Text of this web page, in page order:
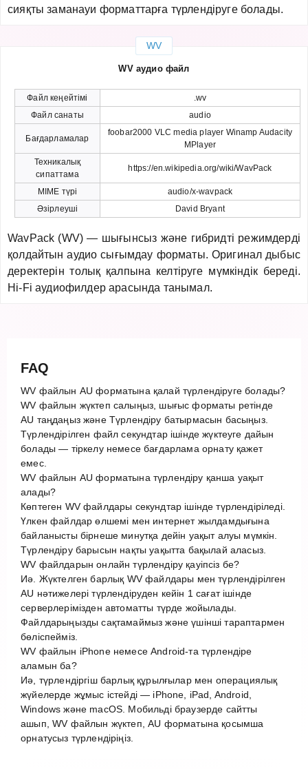
сияқты заманауи форматтарға түрлендіруге болады.
WV
WV аудио файл
Файл кеңейтімі
.wv
Файл санаты
audio
Бағдарламалар
foobar2000 VLC media player Winamp Audacity
MPlayer
Техникалық
сипаттама
https://en.wikipedia.org/wiki/WavPack
MIME түрі
audio/x-wavpack
Әзірлеуші
David Bryant
WavPack (WV) — шығынсыз және гибридті режимдерді
қолдайтын аудио сығымдау форматы. Оригинал дыбыс
деректерін толық қалпына келтіруге мүмкіндік береді.
Hi-Fi аудиофилдер арасында танымал.
FAQ
WV файлын AU форматына қалай түрлендіруге болады?
WV файлын жүктеп салыңыз, шығыс форматы ретінде
AU таңдаңыз және Түрлендіру батырмасын басыңыз.
Түрлендірілген файл секундтар ішінде жүктеуге дайын
болады — тіркелу немесе бағдарлама орнату қажет
емес.
WV файлын AU форматына түрлендіру қанша уақыт
алады?
Көптеген WV файлдары секундтар ішінде түрлендіріледі.
Үлкен файлдар өлшемі мен интернет жылдамдығына
байланысты бірнеше минутқа дейін уақыт алуы мүмкін.
Түрлендіру барысын нақты уақытта бақылай аласыз.
WV файлдарын онлайн түрлендіру қауіпсіз бе?
Иә. Жүктелген барлық WV файлдары мен түрлендірілген
AU нәтижелері түрлендіруден кейін 1 сағат ішінде
серверлерімізден автоматты түрде жойылады.
Файлдарыңызды сақтамаймыз және үшінші тараптармен
бөліспейміз.
WV файлын iPhone немесе Android-та түрлендіре
аламын ба?
Иә, түрлендіргіш барлық құрылғылар мен операциялық
жүйелерде жұмыс істейді — iPhone, iPad, Android,
Windows және macOS. Мобильді браузерде сайтты
ашып, WV файлын жүктеп, AU форматына қосымша
орнатусыз түрлендіріңіз.